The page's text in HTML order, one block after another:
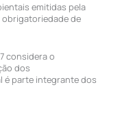
emitidas pela
obrigatoriedade de
considera o
dos
é parte integrante dos